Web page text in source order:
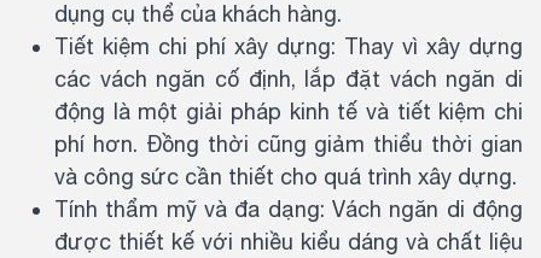
dụng cụ thể của khách hàng.
Tiết kiệm chi phí xây dựng: Thay vì xây dựng
các vách ngăn cố định, lắp đặt vách ngăn di
động là một giải pháp kinh tế và tiết kiệm chi
phí hơn. Đồng thời cũng giảm thiểu thời gian
và công sức cần thiết cho quá trình xây dựng.
Tính thẩm mỹ và đa dạng: Vách ngăn di động
được thiết kế với nhiều kiểu dáng và chất liệu